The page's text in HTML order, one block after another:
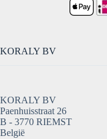
KORALY BV
KORALY BV
Paenhuisstraat 26
B - 3770 RIEMST
België